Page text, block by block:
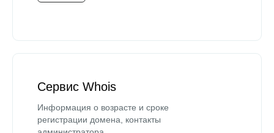
Сервис Whois
Информация о возрасте и сроке
регистрации домена, контакты